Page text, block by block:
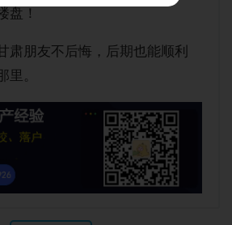
盘！
肃朋友不后悔，后期也能顺利
里。